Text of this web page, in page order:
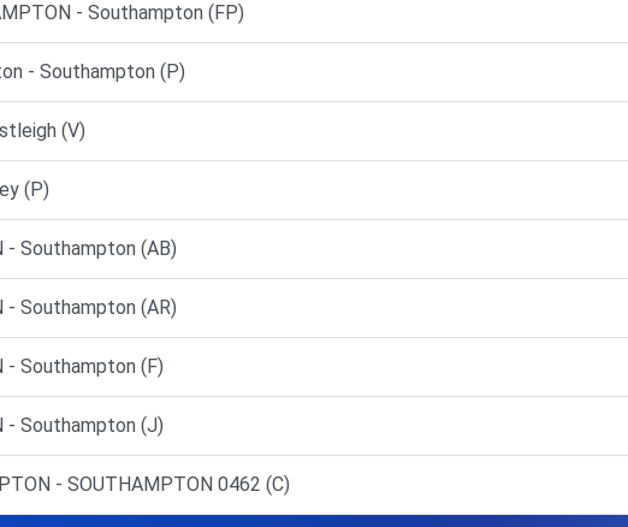
- Southampton (FP)
- Southampton (P)
(V)
(P)
- Southampton (AB)
- Southampton (AR)
- Southampton (F)
- Southampton (J)
- SOUTHAMPTON 0462 (C)